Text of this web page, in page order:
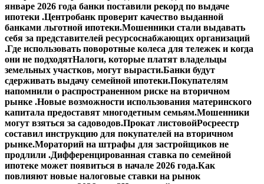
январе 2026 года банки поставили рекорд по выдаче
ипотеки .Центробанк проверит качество выданной
банками льготной ипотеки.Мошенники стали выдавать
себя за представителей ресурсоснабжающих организаций
.Где использовать поворотные колеса для тележек и когда
они не подходятНалоги, которые платят владельцы
земельных участков, могут вырасти.Банки будут
сдерживать выдачу семейной ипотеки.Покупателям
напомнили о распространенном риске на вторичном
рынке .Новые возможности использования материнского
капитала предоставят многодетным семьям.Мошенники
могут взяться за садоводов.Прокат листовойРосреестр
составил инструкцию для покупателей на вторичном
рынке.Мораторий на штрафы для застройщиков не
продлили .Дифференцированная ставка по семейной
ипотеке может появиться в начале 2026 года.Как
повлияют новые налоговые ставки на рынок